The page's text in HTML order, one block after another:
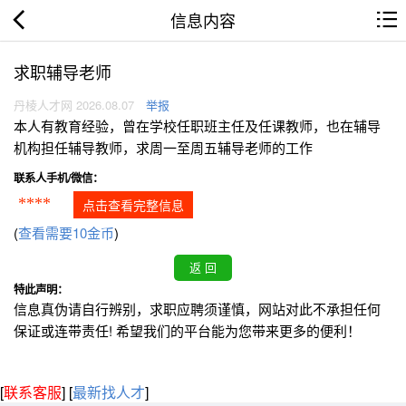
信息内容
求职辅导老师
丹棱人才网 2026.08.07 举报
本人有教育经验，曾在学校任职班主任及任课教师，也在辅导
机构担任辅导教师，求周一至周五辅导老师的工作
联系人手机/微信：
**** 点击查看完整信息
(查看需要10金币)
特此声明：
信息真伪请自行辨别，求职应聘须谨慎，网站对此不承担任何
保证或连带责任! 希望我们的平台能为您带来更多的便利！
[联系客服] [最新找人才]